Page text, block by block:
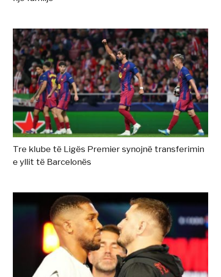
Tre klube të Ligës Premier synojnë transferimin
e yllit të Barcelonës